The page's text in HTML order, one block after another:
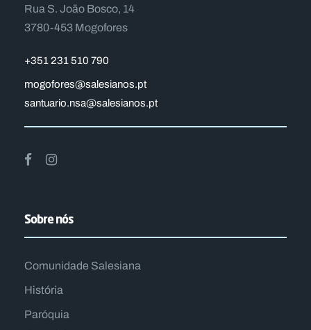
Rua S. João Bosco, 14
3780-453 Mogofores
+351 231 510 790
mogofores@salesianos.pt
santuario.nsa@salesianos.pt
Sobre nós
Comunidade Salesiana
História
Paróquia